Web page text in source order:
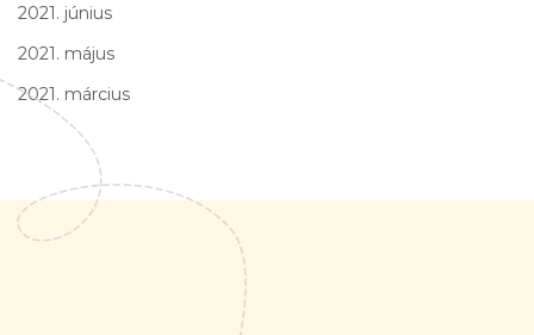
2021. június
2021. május
2021. március